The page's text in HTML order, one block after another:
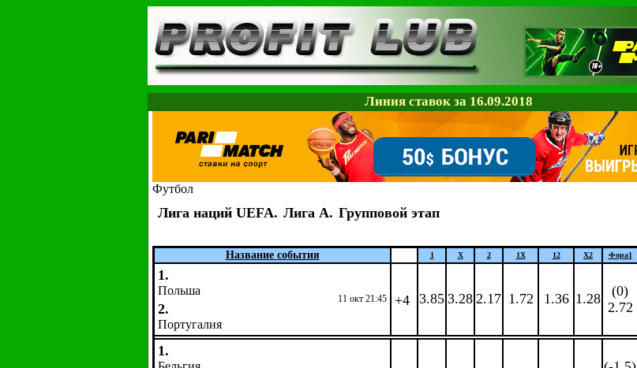
Линия ставок за 16.09.2018
Футбол
Лига наций UEFA. Лига A. Групповой этап
Название события 1 X 2 1X 12 X2 Фора1
1.
Польша
11 окт 21:45
2.
Португалия
+4 3.85 3.28 2.17 1.72 1.36 1.28
(0)
2.72
1.